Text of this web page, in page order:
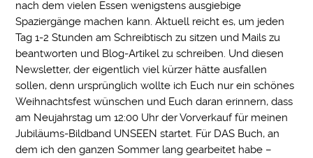
nach dem vielen Essen wenigstens ausgiebige
Spaziergänge machen kann. Aktuell reicht es, um jeden
Tag 1-2 Stunden am Schreibtisch zu sitzen und Mails zu
beantworten und Blog-Artikel zu schreiben. Und diesen
Newsletter, der eigentlich viel kürzer hätte ausfallen
sollen, denn ursprünglich wollte ich Euch nur ein schönes
Weihnachtsfest wünschen und Euch daran erinnern, dass
am Neujahrstag um 12:00 Uhr der Vorverkauf für meinen
Jubiläums-Bildband UNSEEN startet. Für DAS Buch, an
dem ich den ganzen Sommer lang gearbeitet habe –